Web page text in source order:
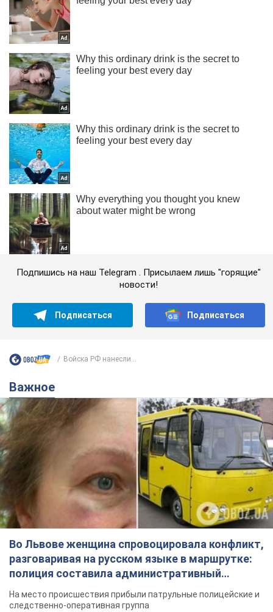
Подпишись на наш Telegram . Присылаем лишь "горящие"
новости!
Подписаться Подписаться
Войска РФ нанесли...
Важное
Во Львове женщина спровоцировала конфликт,
разговаривая на русском языке в маршрутке:
полиция составила административный
протокол. Видео
На место происшествия прибыли патрульные полицейские и
следственно-оперативная группа